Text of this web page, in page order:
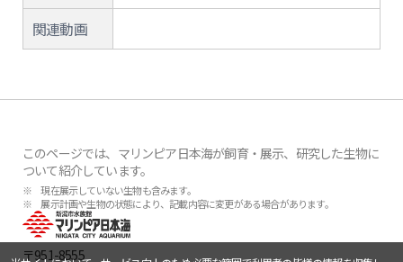
関連動画
このページでは、マリンピア日本海が飼育・展示、研究した生物に
ついて紹介しています。
※ 現在展示していない生物も含みます。
※ 展示計画や生物の状態により、記載内容に変更がある場合があります。
〒951-8555